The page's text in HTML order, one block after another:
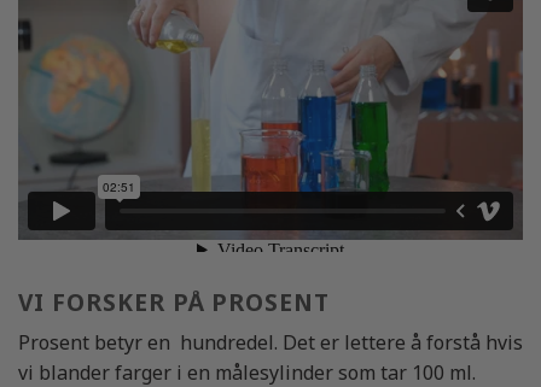
VI FORSKER PÅ PROSENT
Prosent betyr en hundredel. Det er lettere å forstå hvis
vi blander farger i en målesylinder som tar 100 ml.